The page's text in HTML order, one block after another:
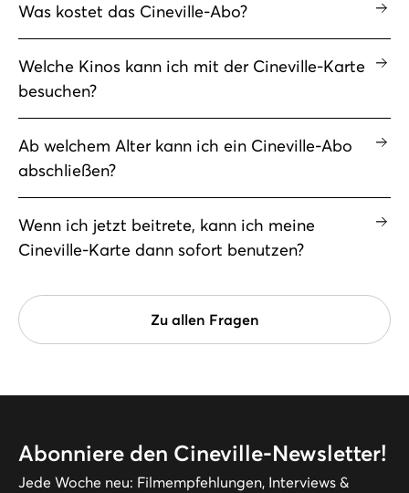
Was kostet das Cineville-Abo?
Welche Kinos kann ich mit der Cineville-Karte
besuchen?
Ab welchem Alter kann ich ein Cineville-Abo
abschließen?
Wenn ich jetzt beitrete, kann ich meine
Cineville-Karte dann sofort benutzen?
Zu allen Fragen
Abonniere den Cineville-Newsletter!
Jede Woche neu: Filmempfehlungen, Interviews &